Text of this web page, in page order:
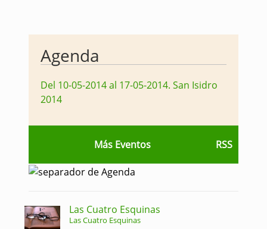
Agenda
Del 10-05-2014 al 17-05-2014. San Isidro
2014
Más Eventos RSS
Las Cuatro Esquinas
Las Cuatro Esquinas